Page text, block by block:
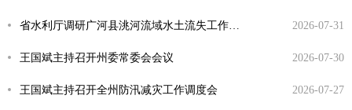
2026-07-31
王国斌主持召开州委常委会会议 2026-07-30
王国斌主持召开全州防汛减灾工作调度会 2026-07-27